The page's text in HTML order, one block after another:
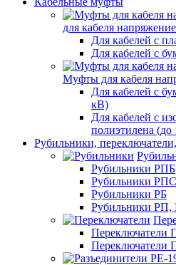
для кабеля
Для кабелей с
Для кабелей с
Муфты для кабеля
Для кабелей с
кВ)
Для кабелей с
полиэтилена (до
Рубильники,
Рубильники РПБ
Рубильники РПС
Рубильники РБ
Рубильники
Переключатели
Переключатели